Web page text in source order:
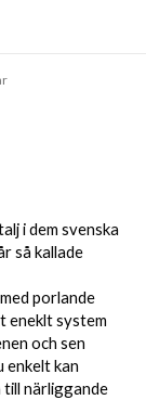
i dem svenska
så kallade
porlande
eneklt system
och sen
enkelt kan
närliggande